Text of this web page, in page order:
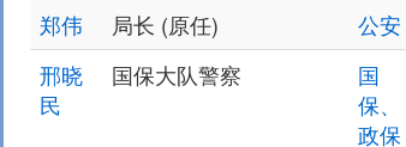
郑伟
局长 (原任) 公安
邢晓
民
国保大队警察
国
保、
政保